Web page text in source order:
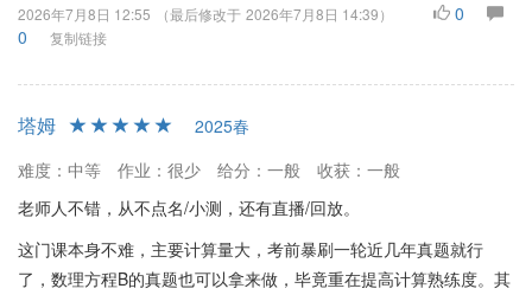
2026年7月8日 12:55 （最后修改于 2026年7月8日 14:39）
0
0
复制链接
塔姆
2025春
难度：中等
作业：很少 给分：一般
收获：一般
老师人不错，从不点名/小测，还有直播/回放。
这门课本身不难，主要计算量大，考前暴刷一轮近几年真题就行
了，数理方程B的真题也可以拿来做，毕竟重在提高计算熟练度。其